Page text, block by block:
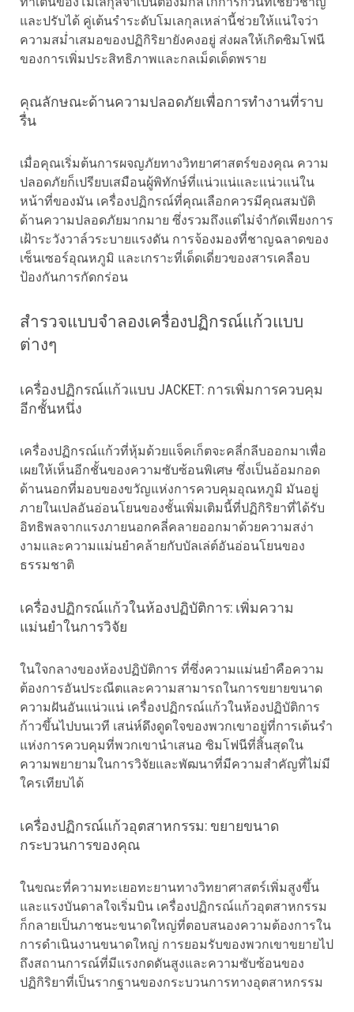
และปรับได้ คู่เต้นรำระดับโมเลกุลเหล่านี้ช่วยให้แน่ใจว่า
ความสม่ำเสมอของปฏิกิริยายังคงอยู่ ส่งผลให้เกิดซิมโฟนี
ของการเพิ่มประสิทธิภาพและกลเม็ดเด็ดพราย
คุณลักษณะด้านความปลอดภัยเพื่อการทำงานที่ราบ
รื่น
เมื่อคุณเริ่มต้นการผจญภัยทางวิทยาศาสตร์ของคุณ ความ
ปลอดภัยก็เปรียบเสมือนผู้พิทักษ์ที่แน่วแน่และแน่วแน่ใน
หน้าที่ของมัน เครื่องปฏิกรณ์ที่คุณเลือกควรมีคุณสมบัติ
ด้านความปลอดภัยมากมาย ซึ่งรวมถึงแต่ไม่จำกัดเพียงการ
เฝ้าระวังวาล์วระบายแรงดัน การจ้องมองที่ชาญฉลาดของ
เซ็นเซอร์อุณหภูมิ และเกราะที่เด็ดเดี่ยวของสารเคลือบ
ป้องกันการกัดกร่อน
สำรวจแบบจำลองเครื่องปฏิกรณ์แก้วแบบ
ต่างๆ
เครื่องปฏิกรณ์แก้วแบบ JACKET: การเพิ่มการควบคุม
อีกชั้นหนึ่ง
เครื่องปฏิกรณ์แก้วที่หุ้มด้วยแจ็คเก็ตจะคลี่กลีบออกมาเพื่อ
เผยให้เห็นอีกชั้นของความซับซ้อนพิเศษ ซึ่งเป็นอ้อมกอด
ด้านนอกที่มอบของขวัญแห่งการควบคุมอุณหภูมิ มันอยู่
ภายในเปลอันอ่อนโยนของชั้นเพิ่มเติมนี้ที่ปฏิกิริยาที่ได้รับ
อิทธิพลจากแรงภายนอกคลี่คลายออกมาด้วยความสง่า
งามและความแม่นยำคล้ายกับบัลเล่ต์อันอ่อนโยนของ
ธรรมชาติ
เครื่องปฏิกรณ์แก้วในห้องปฏิบัติการ: เพิ่มความ
แม่นยำในการวิจัย
ในใจกลางของห้องปฏิบัติการ ที่ซึ่งความแม่นยำคือความ
ต้องการอันประณีตและความสามารถในการขยายขนาด
ความฝันอันแน่วแน่ เครื่องปฏิกรณ์แก้วในห้องปฏิบัติการ
ก้าวขึ้นไปบนเวที เสน่ห์ดึงดูดใจของพวกเขาอยู่ที่การเต้นรำ
แห่งการควบคุมที่พวกเขานำเสนอ ซิมโฟนีที่สิ้นสุดใน
ความพยายามในการวิจัยและพัฒนาที่มีความสำคัญที่ไม่มี
ใครเทียบได้
เครื่องปฏิกรณ์แก้วอุตสาหกรรม: ขยายขนาด
กระบวนการของคุณ
ในขณะที่ความทะเยอทะยานทางวิทยาศาสตร์เพิ่มสูงขึ้น
และแรงบันดาลใจเริ่มบิน เครื่องปฏิกรณ์แก้วอุตสาหกรรม
ก็กลายเป็นภาชนะขนาดใหญ่ที่ตอบสนองความต้องการใน
การดำเนินงานขนาดใหญ่ การยอมรับของพวกเขาขยายไป
ถึงสถานการณ์ที่มีแรงกดดันสูงและความซับซ้อนของ
ปฏิกิริยาที่เป็นรากฐานของกระบวนการทางอุตสาหกรรม